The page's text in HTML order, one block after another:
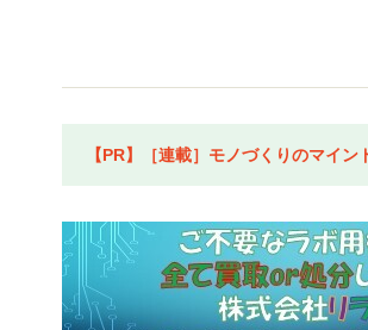
【PR】［連載］モノづくりのマイ